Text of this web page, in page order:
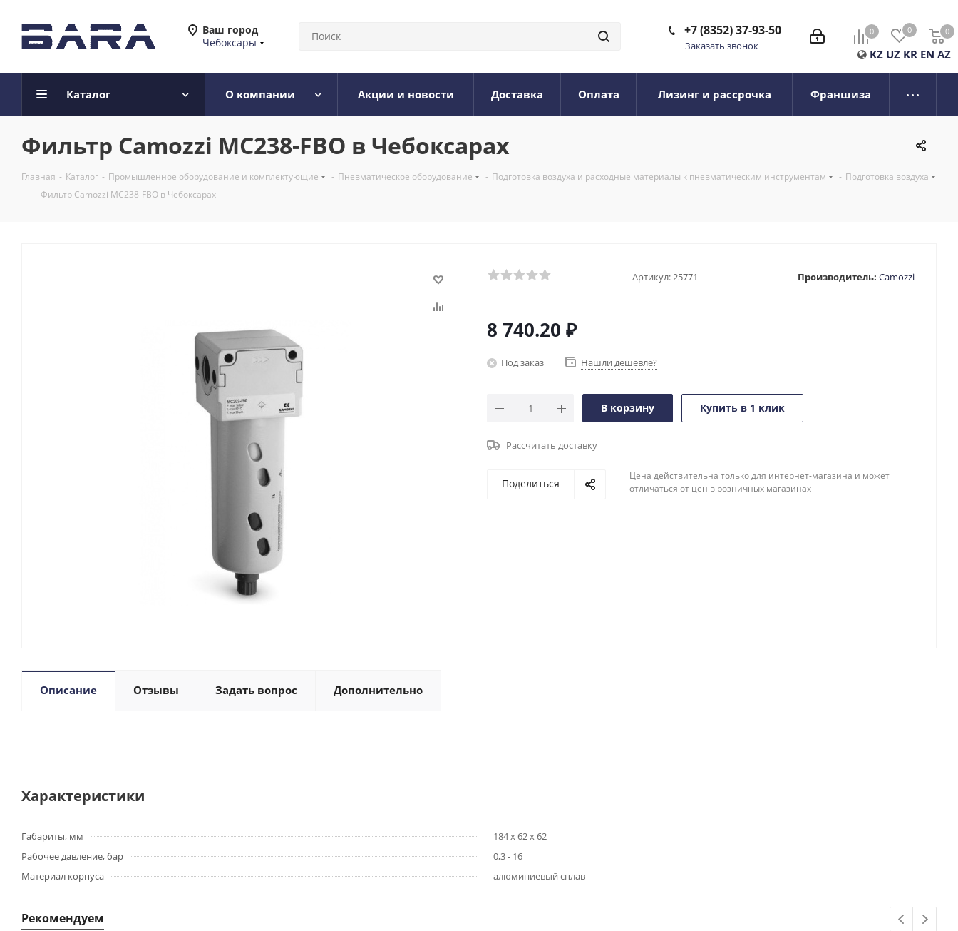
Ваш город
Чебоксары
0 0 0
0
KZ UZ KR EN AZ
+7 (8352) 37-93-50
Заказать звонок
Каталог О компании Акции и новости Доставка Оплата Лизинг и рассрочка Франшиза
Фильтр Camozzi MC238-FBO в Чебоксарах
Главная - Каталог - Промышленное оборудование и комплектующие - Пневматическое оборудование - Подготовка воздуха и расходные материалы к пневматическим инструментам - Подготовка воздуха
- Фильтр Camozzi MC238-FBO в Чебоксарах
Артикул: 25771 Производитель: Camozzi
8 740.20 ₽
Под заказ Нашли дешевле?
В корзину Купить в 1 клик
Рассчитать доставку
Поделиться
Цена действительна только для интернет-магазина и может
отличаться от цен в розничных магазинах
Описание Отзывы Задать вопрос Дополнительно
Характеристики
Габариты, мм
184 x 62 x 62
Рабочее давление, бар
0,3 - 16
Материал корпуса
алюминиевый сплав
Рекомендуем